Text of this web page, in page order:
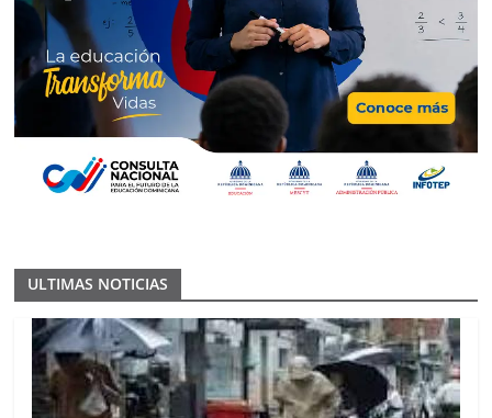
ULTIMAS NOTICIAS